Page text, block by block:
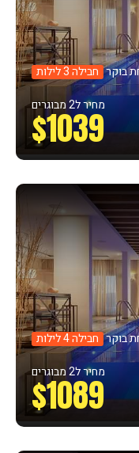
חבילה 3 לילות
מחיר ל2 מבוגרים
$1039
חבילה 4 לילות
מחיר ל2 מבוגרים
$1089